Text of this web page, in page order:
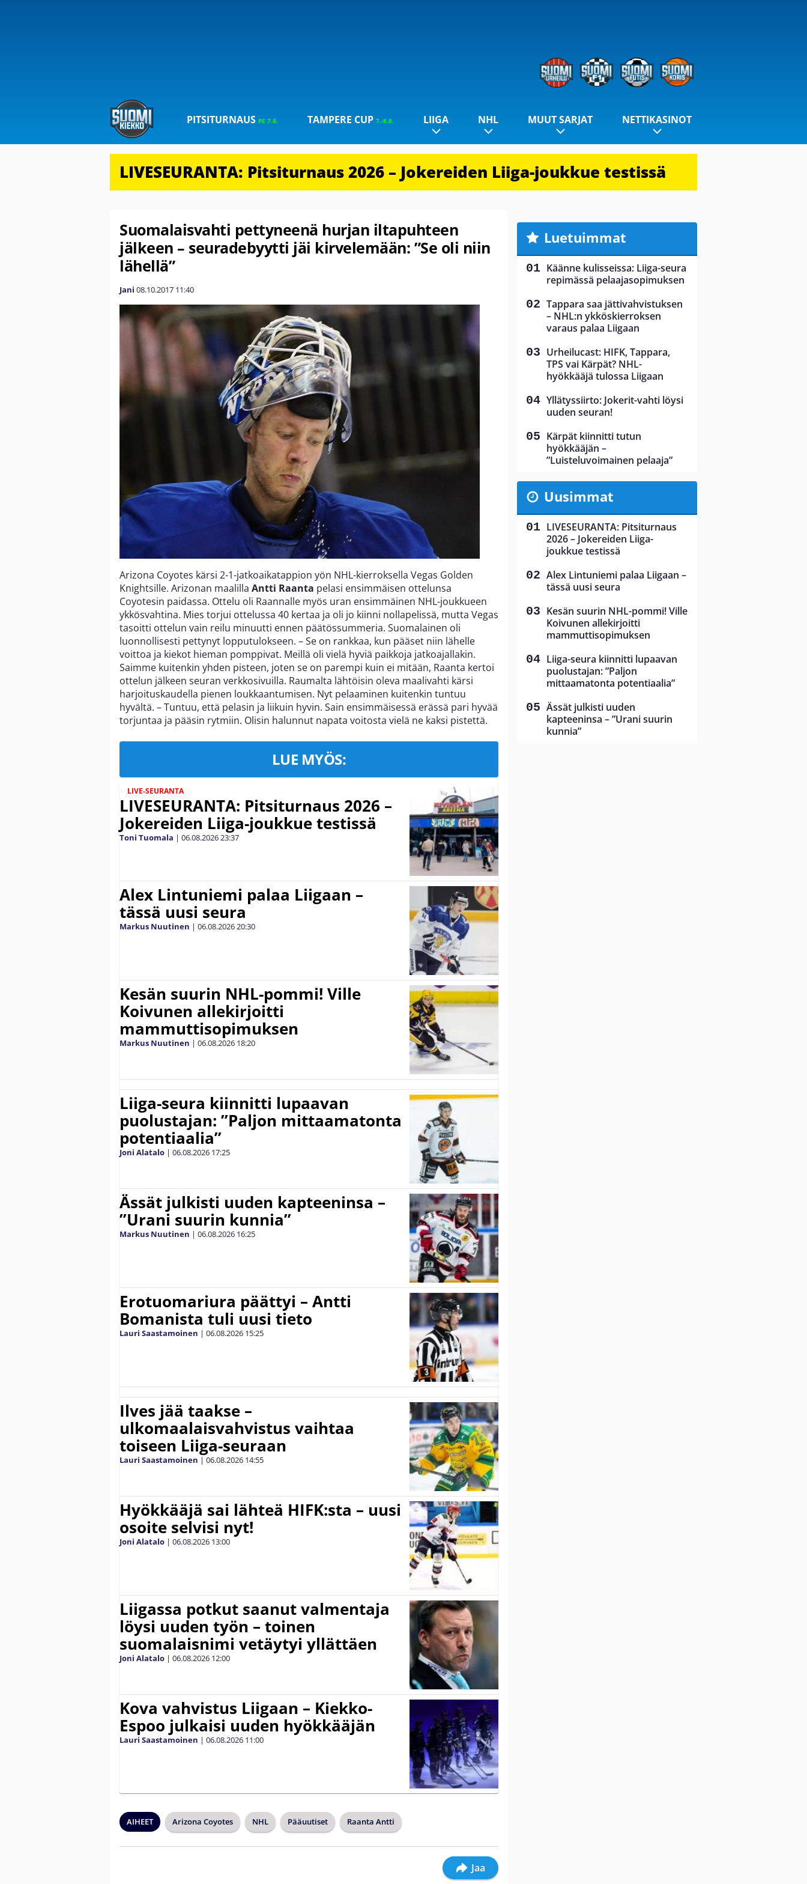
PITSITURNAUS PE 7.8. TAMPERE CUP 7.-8.8. LIIGA NHL MUUT SARJAT NETTIKASINOT
LIVESEURANTA: Pitsiturnaus 2026 – Jokereiden Liiga-joukkue testissä
Suomalaisvahti pettyneenä hurjan iltapuhteen
jälkeen – seuradebyytti jäi kirvelemään: ”Se oli niin
lähellä”
Jani 08.10.2017 11:40
Arizona Coyotes kärsi 2-1-jatkoaikatappion yön NHL-kierroksella Vegas Golden
Knightsille. Arizonan maalilla Antti Raanta pelasi ensimmäisen ottelunsa
Coyotesin paidassa. Ottelu oli Raannalle myös uran ensimmäinen NHL-joukkueen
ykkösvahtina. Mies torjui ottelussa 40 kertaa ja oli jo kiinni nollapelissä, mutta Vegas
tasoitti ottelun vain reilu minuutti ennen päätössummeria. Suomalainen oli
luonnollisesti pettynyt lopputulokseen. – Se on rankkaa, kun pääset niin lähelle
voittoa ja kiekot hieman pomppivat. Meillä oli vielä hyviä paikkoja jatkoajallakin.
Saimme kuitenkin yhden pisteen, joten se on parempi kuin ei mitään, Raanta kertoi
ottelun jälkeen seuran verkkosivuilla. Raumalta lähtöisin oleva maalivahti kärsi
harjoituskaudella pienen loukkaantumisen. Nyt pelaaminen kuitenkin tuntuu
hyvältä. – Tuntuu, että pelasin ja liikuin hyvin. Sain ensimmäisessä erässä pari hyvää
torjuntaa ja pääsin rytmiin. Olisin halunnut napata voitosta vielä ne kaksi pistettä.
LUE MYÖS:
LIVE-SEURANTA
LIVESEURANTA: Pitsiturnaus 2026 –
Jokereiden Liiga-joukkue testissä
Toni Tuomala | 06.08.202623:37
Alex Lintuniemi palaa Liigaan –
tässä uusi seura
Markus Nuutinen | 06.08.202620:30
Kesän suurin NHL-pommi! Ville
Koivunen allekirjoitti
mammuttisopimuksen
Markus Nuutinen | 06.08.2026 18:20
Liiga-seura kiinnitti lupaavan
puolustajan: ”Paljon mittaamatonta
potentiaalia”
Joni Alatalo | 06.08.2026 17:25
Ässät julkisti uuden kapteeninsa –
”Urani suurin kunnia”
Markus Nuutinen | 06.08.2026 16:25
Erotuomariura päättyi – Antti
Bomanista tuli uusi tieto
Lauri Saastamoinen | 06.08.2026 15:25
Ilves jää taakse –
ulkomaalaisvahvistus vaihtaa
toiseen Liiga-seuraan
Lauri Saastamoinen | 06.08.2026 14:55
Hyökkääjä sai lähteä HIFK:sta – uusi
osoite selvisi nyt!
Joni Alatalo | 06.08.2026 13:00
Liigassa potkut saanut valmentaja
löysi uuden työn – toinen
suomalaisnimi vetäytyi yllättäen
Joni Alatalo | 06.08.2026 12:00
Kova vahvistus Liigaan – Kiekko-
Espoo julkaisi uuden hyökkääjän
Lauri Saastamoinen | 06.08.2026 11:00
AIHEET Arizona Coyotes NHL Pääuutiset Raanta Antti
Jaa
Luetuimmat
Käänne kulisseissa: Liiga-seura
repimässä pelaajasopimuksen
Tappara saa jättivahvistuksen
– NHL:n ykköskierroksen
varaus palaa Liigaan
Urheilucast: HIFK, Tappara,
TPS vai Kärpät? NHL-
hyökkääjä tulossa Liigaan
Yllätyssiirto: Jokerit-vahti löysi
uuden seuran!
Kärpät kiinnitti tutun
hyökkääjän –
”Luisteluvoimainen pelaaja”
Uusimmat
LIVESEURANTA: Pitsiturnaus
2026 – Jokereiden Liiga-
joukkue testissä
Alex Lintuniemi palaa Liigaan –
tässä uusi seura
Kesän suurin NHL-pommi! Ville
Koivunen allekirjoitti
mammuttisopimuksen
Liiga-seura kiinnitti lupaavan
puolustajan: ”Paljon
mittaamatonta potentiaalia”
Ässät julkisti uuden
kapteeninsa – ”Urani suurin
kunnia”